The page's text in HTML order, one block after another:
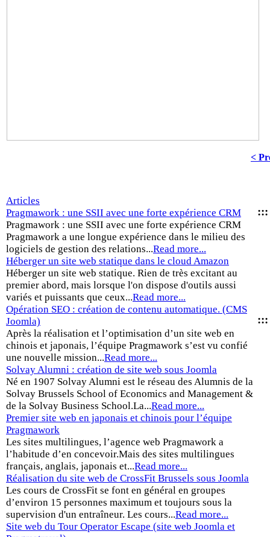
<
Articles
Pragmawork : une SSII avec une forte expérience CRM
Pragmawork : une SSII avec une forte expérience CRM
Pragmawork a une longue expérience dans le milieu des
logiciels de gestion des relations...Read more...
Héberger un site web statique dans le cloud Amazon
Héberger un site web statique. Rien de très excitant au
premier abord, mais lorsque l'on dispose d'outils aussi
variés et puissants que ceux...Read more...
Opération SEO : création de contenu automatique. (CMS
Joomla)
Après la réalisation et l’optimisation d’un site web en
chinois et japonais, l’équipe Pragmawork s’est vu confié
une nouvelle mission...Read more...
Solvay Alumni : création de site web sous Joomla
Né en 1907 Solvay Alumni est le réseau des Alumnis de la
Solvay Brussels School of Economics and Management &
de la Solvay Business School.La...Read more...
Premier site web en japonais et chinois pour l’équipe
Pragmawork
Les sites multilingues, l’agence web Pragmawork a
l’habitude d’en concevoir.Mais des sites multilingues
français, anglais, japonais et...Read more...
Réalisation du site web de CrossFit Brussels sous Joomla
Les cours de CrossFit se font en général en groupes
d’environ 15 personnes maximum et toujours sous la
supervision d'un entraîneur. Les cours...Read more...
Site web du Tour Operator Escape (site web Joomla et
:::
:::